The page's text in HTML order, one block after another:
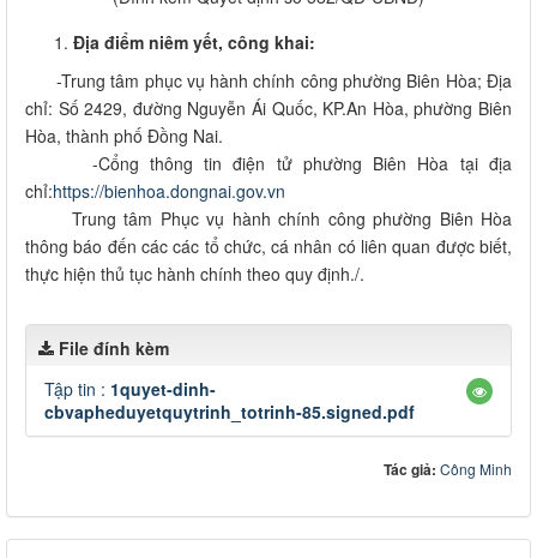
Địa điểm niêm yết, công khai:
-Trung tâm phục vụ hành chính công phường Biên Hòa; Địa
chỉ: Số 2429, đường Nguyễn Ái Quốc, KP.An Hòa, phường Biên
Hòa, thành phố Đồng Nai.
-Cổng thông tin điện tử phường Biên Hòa tại địa
chỉ:https://bienhoa.dongnai.gov.vn
Trung tâm Phục vụ hành chính công phường Biên Hòa
thông báo đến các các tổ chức, cá nhân có liên quan được biết,
thực hiện thủ tục hành chính theo quy định./.
File đính kèm
Tập tin : 1quyet-dinh-
cbvapheduyetquytrinh_totrinh-85.signed.pdf
Tác giả: Công Minh